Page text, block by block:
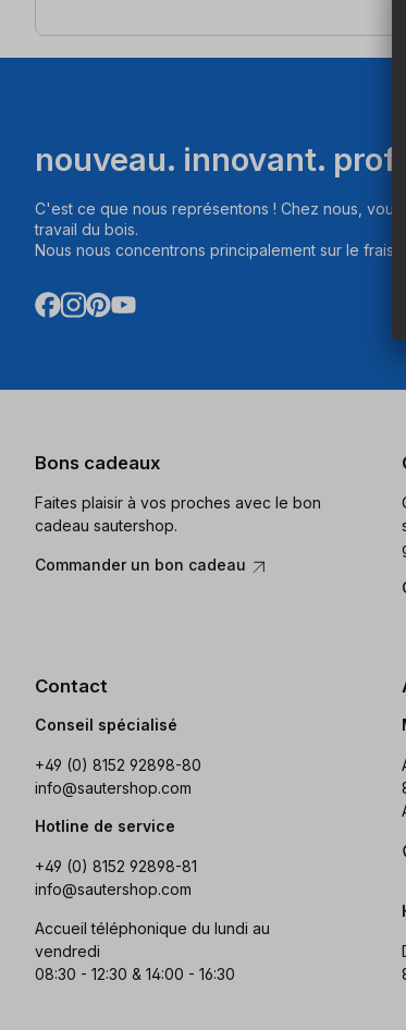
nouveau. innovant.
C'est ce que nous représentons ! Chez nous,
travail du bois.
Nous nous concentrons principalement sur le
Bons cadeaux
Faites plaisir à vos proches avec le bon
cadeau sautershop.
Commander un bon cadeau
Contact
Conseil spécialisé
+49 (0) 8152 92898-80
info@sautershop.com
Hotline de service
+49 (0) 8152 92898-81
info@sautershop.com
Accueil téléphonique du lundi au
vendredi
08:30 - 12:30 & 14:00 - 16:30